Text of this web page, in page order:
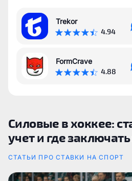
Trekor
4.94
FormCrave
4.88
Силовые в хоккее:
учет и где
СТАТЬИ ПРО СТАВКИ НА СПОРТ